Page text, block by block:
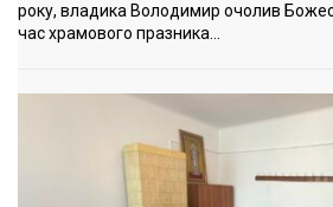
року, владика Володимир очолив
час храмового празника...